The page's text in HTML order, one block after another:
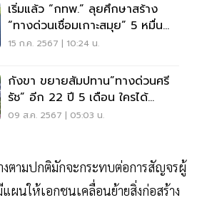
เริ่มแล้ว “กทพ.” ลุยศึกษาสร้าง
“ทางด่วนเชื่อมเกาะสมุย” 5 หมื่น
ล้าน
15 ก.ค. 2567 | 10:24 น.
กังขา ขยายสัมปทาน”ทางด่วนศรี
รัช” อีก 22 ปี 5 เดือน ใครได้
ประโยชน์?
09 ส.ค. 2567 | 05:03 น.
งตามปกติมักจะกระทบต่อการสัญจรผู้
ผนให้เอกชนเคลื่อนย้ายสิ่งก่อสร้าง